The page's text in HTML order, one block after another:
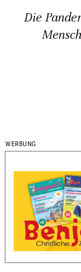
Die